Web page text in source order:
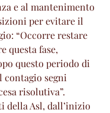
e al mantenimento
per evitare il
“Occorre restare
questa fase,
questo periodo di
segni
risolutiva”.
della Asl, dall’inizio